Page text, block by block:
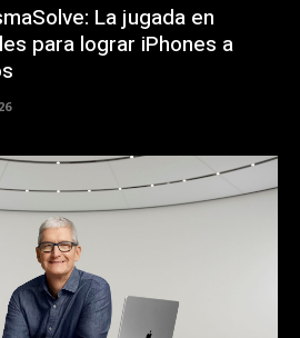
La jugada en
para lograr iPhones a